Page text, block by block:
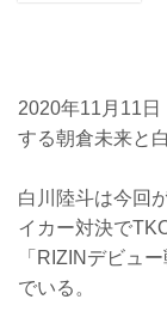
2020年11月11
する朝倉未来と
白川陸斗は今回
イカー対決で
「RIZINデビュ
でいる。